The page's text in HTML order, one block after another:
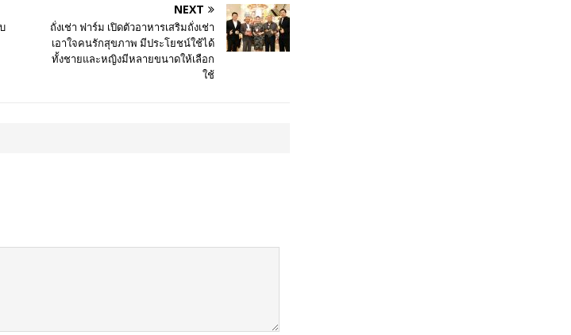
NEXT
ถั่งเช่า ฟาร์ม เปิดตัวอาหารเสริมถั่งเช่า
เอาใจคนรักสุขภาพ มีประโยชน์ใช้ได้
ทั้งชายและหญิงมีหลายขนาดให้เลือก
ใช้